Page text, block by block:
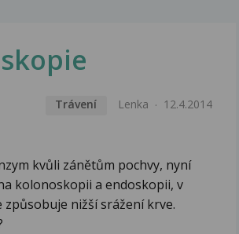
Trávení Lenka 12.4.2014
kvůli zánětům pochvy, nyní
kolonoskopii a endoskopii, v
nižší srážení krve.